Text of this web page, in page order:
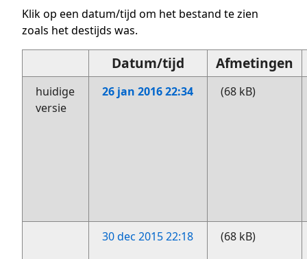
Klik op een datum/tijd om het bestand te zien
zoals het destijds was.
Datum/tijd Afmetingen
huidige
versie
26 jan 2016 22:34 (68 kB)
30 dec 2015 22:18 (68 kB)